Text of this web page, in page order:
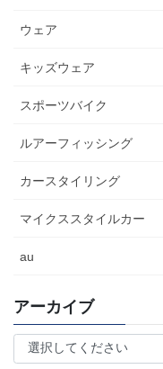
ウェア
キッズウェア
スポーツバイク
ルアーフィッシング
カースタイリング
マイクススタイルカー
au
アーカイブ